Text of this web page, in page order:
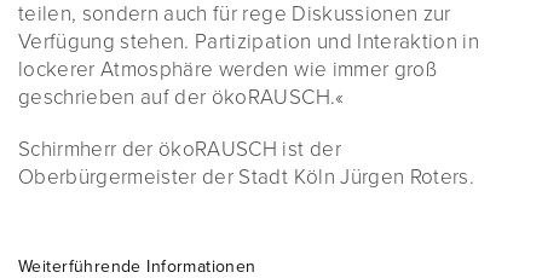
teilen, sondern auch für rege Diskussionen zur
Verfügung stehen. Partizipation und Interaktion in
lockerer Atmosphäre werden wie immer groß
geschrieben auf der ökoRAUSCH.«
Schirmherr der ökoRAUSCH ist der
Oberbürgermeister der Stadt Köln Jürgen Roters.
Weiterführende Informationen